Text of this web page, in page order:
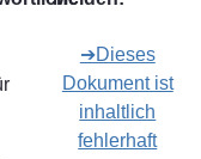
➔Dieses
Dokument ist
inhaltlich
fehlerhaft